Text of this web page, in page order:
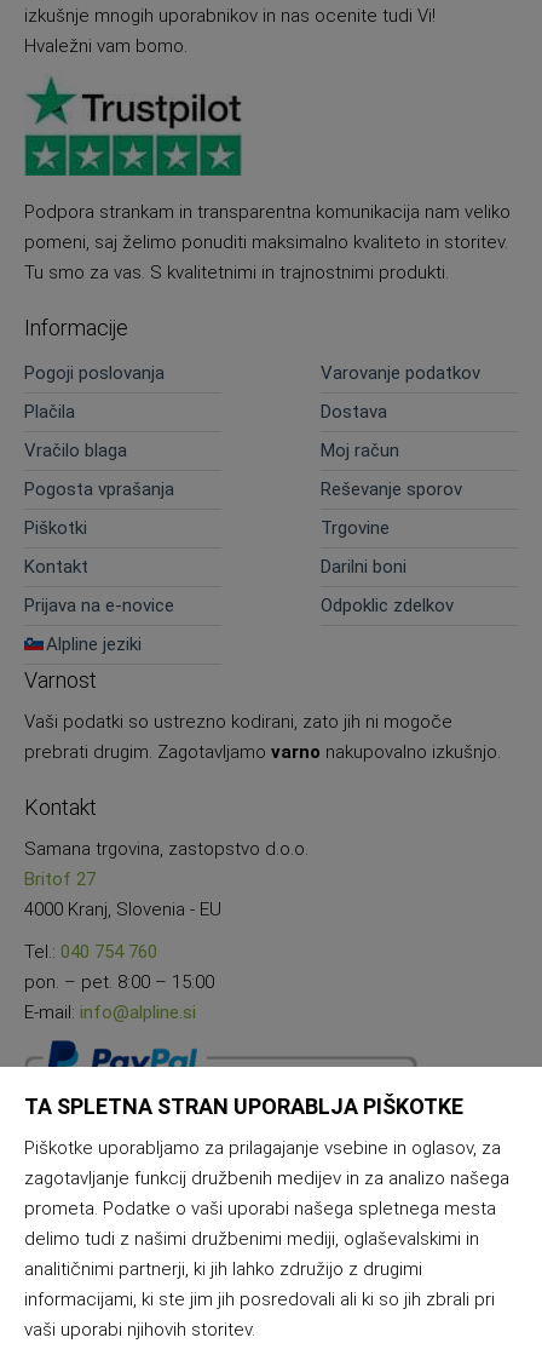
izkušnje mnogih uporabnikov in nas ocenite tudi Vi!
Hvaležni vam bomo.
Podpora strankam in transparentna komunikacija nam veliko
pomeni, saj želimo ponuditi maksimalno kvaliteto in storitev.
Tu smo za vas. S kvalitetnimi in trajnostnimi produkti.
Informacije
Pogoji poslovanja
Varovanje podatkov
Plačila
Dostava
Vračilo blaga
Moj račun
Pogosta vprašanja
Reševanje sporov
Piškotki
Trgovine
Kontakt
Darilni boni
Prijava na e-novice
Odpoklic zdelkov
Alpline jeziki
Varnost
Vaši podatki so ustrezno kodirani, zato jih ni mogoče
prebrati drugim. Zagotavljamo varno nakupovalno izkušnjo.
Kontakt
Samana trgovina, zastopstvo d.o.o.
Britof 27
4000 Kranj, Slovenia - EU
Tel.: 040 754 760
pon. – pet. 8:00 – 15:00
E-mail: info@alpline.si
TA SPLETNA STRAN UPORABLJA PIŠKOTKE
Piškotke uporabljamo za prilagajanje vsebine in oglasov, za
zagotavljanje funkcij družbenih medijev in za analizo našega
prometa. Podatke o vaši uporabi našega spletnega mesta
delimo tudi z našimi družbenimi mediji, oglaševalskimi in
analitičnimi partnerji, ki jih lahko združijo z drugimi
informacijami, ki ste jim jih posredovali ali ki so jih zbrali pri
vaši uporabi njihovih storitev.